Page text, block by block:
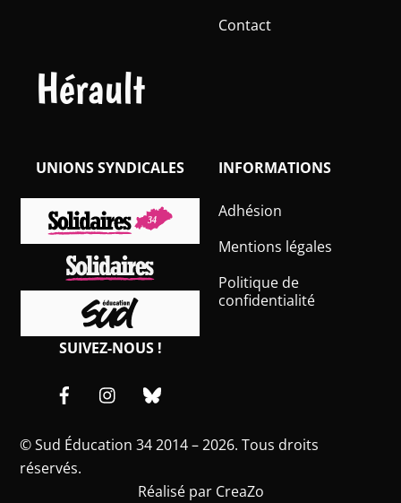
Hérault
Contact
INFORMATIONS
Adhésion
Mentions légales
Politique de
confidentialité
SUIVEZ-NOUS !
FacebookInstagram
UNIONS SYNDICALES
©Sud Éducation 342014 – 2026. Tous droits
réservés.
Réalisé par CreaZo